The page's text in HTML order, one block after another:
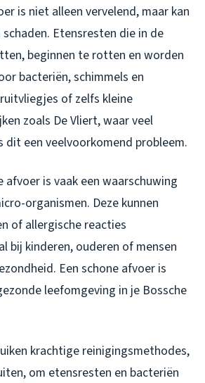
is niet alleen vervelend, maar kan
Etensresten die in de
beginnen te rotten en worden
bacteriën, schimmels en
of zelfs kleine
zoals De Vliert, waar veel
dit een veelvoorkomend probleem.
afvoer is vaak een waarschuwing
organismen. Deze kunnen
of allergische reacties
bij kinderen, ouderen of mensen
Een schone afvoer is
leefomgeving in je Bossche
krachtige reinigingsmethodes,
om etensresten en bacteriën